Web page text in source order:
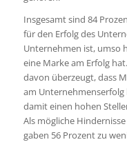
Insgesamt sind 84
für den Erfolg des
Unternehmen ist, umso
eine Marke am Erfolg
davon überzeugt, dass
am
damit einen hohen
Als mögliche
gaben 56 Prozent zu